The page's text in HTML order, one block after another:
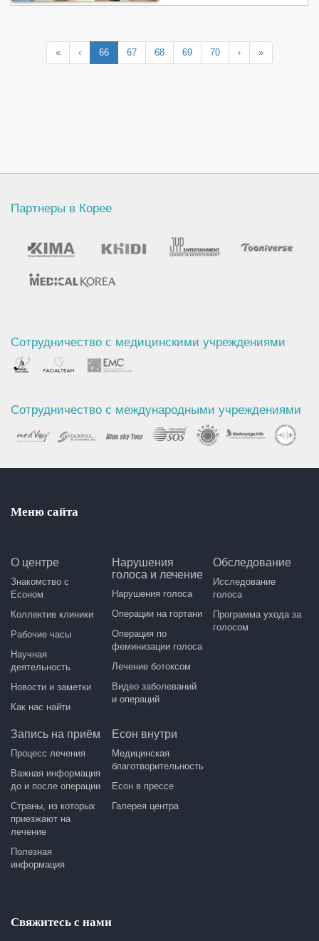
« ‹ 66 67 68 69 70 › »
Партнеры в Корее
Сотрудничество с медицинскими учреждениями
Сотрудничество с международными учреждениями
Меню сайта
О центре
Знакомство с
Есоном
Коллектив клиники
Рабочие часы
Научная
деятельность
Новости и заметки
Как нас найти
Нарушения
голоса и лечение
Нарушения голоса
Операции на гортани
Операция по
феминизации голоса
Лечение ботоксом
Видео заболеваний
и операций
Обследование
Исследование
голоса
Программа ухода за
голосом
Запись на приём
Процесс лечения
Важная информация
до и после операции
Страны, из которых
приезжают на
лечение
Полезная
информация
Есон внутри
Медицинская
благотворительность
Есон в прессе
Галерея центра
Свяжитесь с нами